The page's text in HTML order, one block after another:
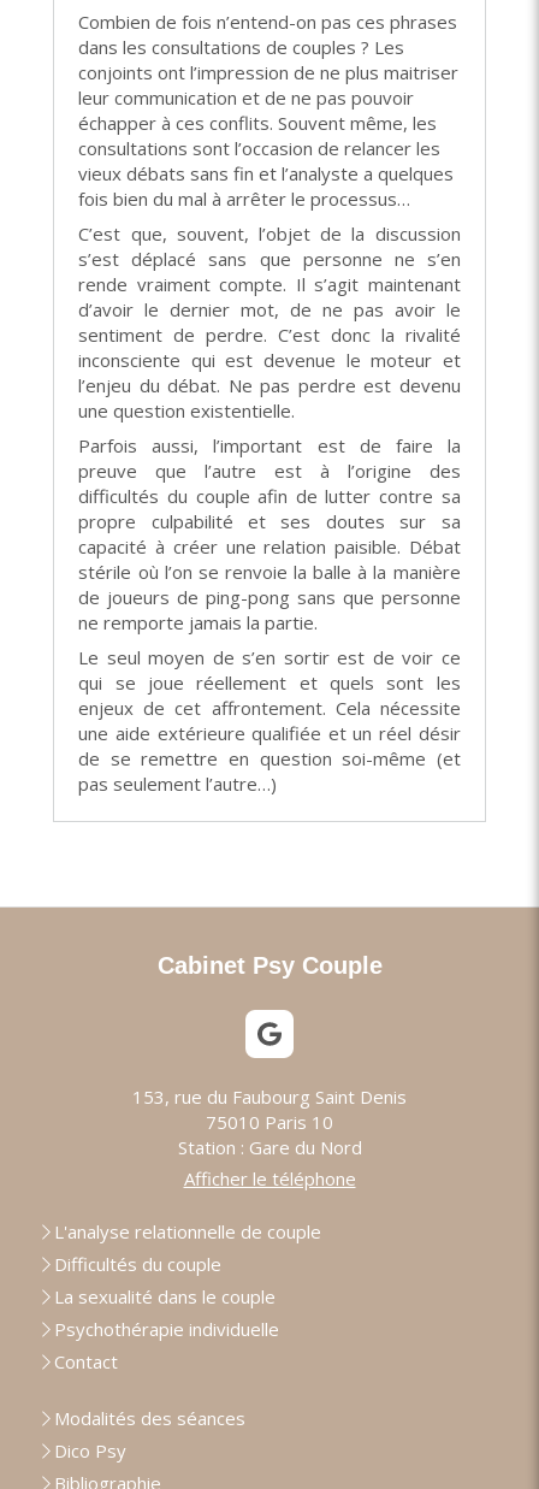
Combien de fois n’entend-on pas ces phrases
dans les consultations de couples ? Les
conjoints ont l’impression de ne plus maitriser
leur communication et de ne pas pouvoir
échapper à ces conflits. Souvent même, les
consultations sont l’occasion de relancer les
vieux débats sans fin et l’analyste a quelques
fois bien du mal à arrêter le processus…
C’est que, souvent, l’objet de la discussion
s’est déplacé sans que personne ne s’en
rende vraiment compte. Il s’agit maintenant
d’avoir le dernier mot, de ne pas avoir le
sentiment de perdre. C’est donc la rivalité
inconsciente qui est devenue le moteur et
l’enjeu du débat. Ne pas perdre est devenu
une question existentielle.
Parfois aussi, l’important est de faire la
preuve que l’autre est à l’origine des
difficultés du couple afin de lutter contre sa
propre culpabilité et ses doutes sur sa
capacité à créer une relation paisible. Débat
stérile où l’on se renvoie la balle à la manière
de joueurs de ping-pong sans que personne
ne remporte jamais la partie.
Le seul moyen de s’en sortir est de voir ce
qui se joue réellement et quels sont les
enjeux de cet affrontement. Cela nécessite
une aide extérieure qualifiée et un réel désir
de se remettre en question soi-même (et
pas seulement l’autre…)
Cabinet Psy Couple
153, rue du Faubourg Saint Denis
75010 Paris 10
Station : Gare du Nord
Afficher le téléphone
L'analyse relationnelle de couple
Difficultés du couple
La sexualité dans le couple
Psychothérapie individuelle
Contact
Modalités des séances
Dico Psy
Bibliographie